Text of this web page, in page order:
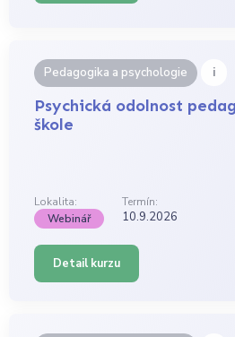
Pedagogika a psychologie i
Psychická odolnost
škole
Lokalita:
Termín:
Webinář
10.9.2026
Detail kurzu